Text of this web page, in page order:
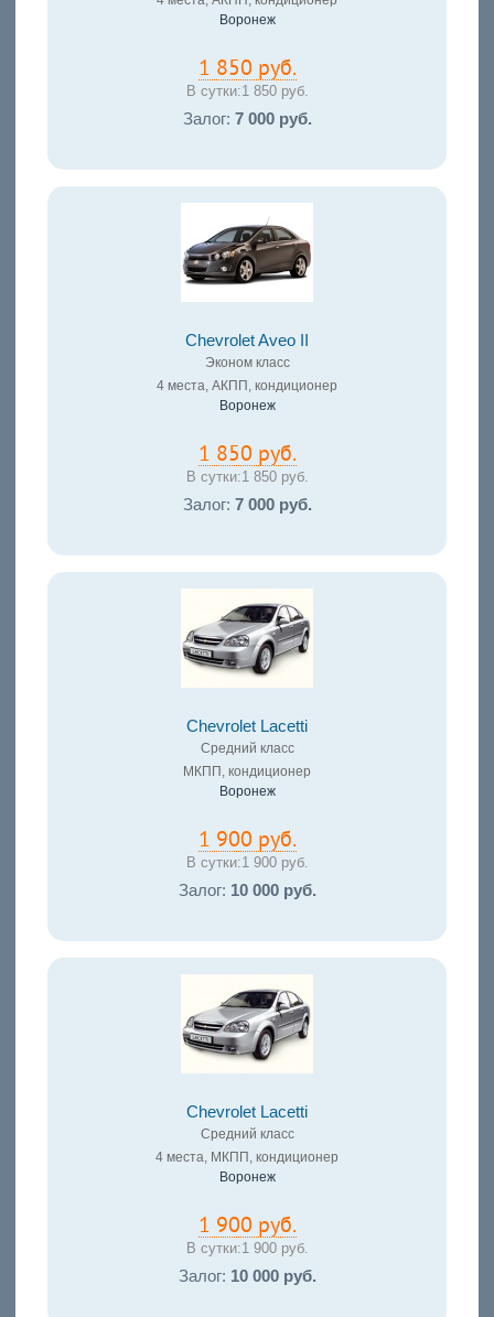
Воронеж
1 850 руб.
В сутки:1 850 руб.
Залог: 7 000 руб.
Chevrolet Aveo II
Эконом класс
4 места, АКПП, кондиционер
Воронеж
1 850 руб.
В сутки:1 850 руб.
Залог: 7 000 руб.
Chevrolet Lacetti
Средний класс
МКПП, кондиционер
Воронеж
1 900 руб.
В сутки:1 900 руб.
Залог: 10 000 руб.
Chevrolet Lacetti
Средний класс
4 места, МКПП, кондиционер
Воронеж
1 900 руб.
В сутки:1 900 руб.
Залог: 10 000 руб.